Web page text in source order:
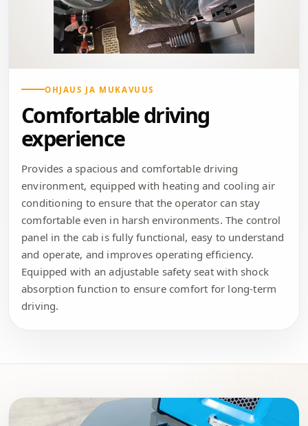
OHJAUS JA MUKAVUUS
Comfortable driving
experience
Provides a spacious and comfortable driving
environment, equipped with heating and cooling air
conditioning to ensure that the operator can stay
comfortable even in harsh environments. The control
panel in the cab is fully functional, easy to understand
and operate, and improves operating efficiency.
Equipped with an adjustable safety seat with shock
absorption function to ensure comfort for long-term
driving.